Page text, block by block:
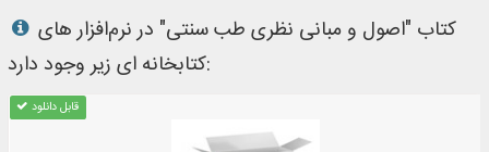
کتاب "اصول و مبانی نظری طب سنتی" در نرم‌افزار های
کتابخانه ای زیر وجود دارد:
قابل دانلود